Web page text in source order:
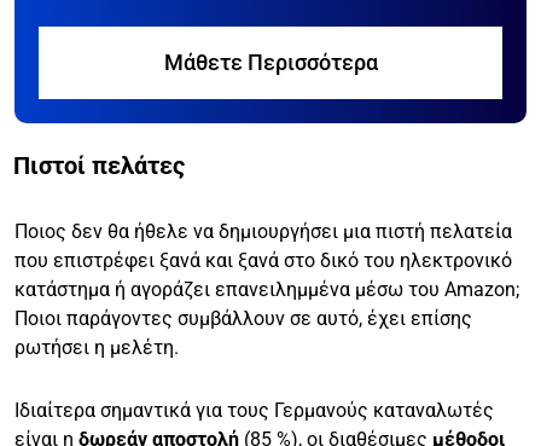
Μάθετε Περισσότερα
Πιστοί πελάτες
Ποιος δεν θα ήθελε να δημιουργήσει μια πιστή πελατεία
που επιστρέφει ξανά και ξανά στο δικό του ηλεκτρονικό
κατάστημα ή αγοράζει επανειλημμένα μέσω του Amazon;
Ποιοι παράγοντες συμβάλλουν σε αυτό, έχει επίσης
ρωτήσει η μελέτη.
Ιδιαίτερα σημαντικά για τους Γερμανούς καταναλωτές
είναι η δωρεάν αποστολή (85 %), οι διαθέσιμες μέθοδοι